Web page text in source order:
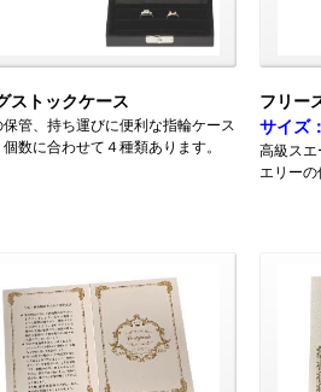
ストックケース
保管、持ち運びに便利な指輪ケース
数に合わせて４種類あります。
フリー
サイズ
高級スエ
エリーの